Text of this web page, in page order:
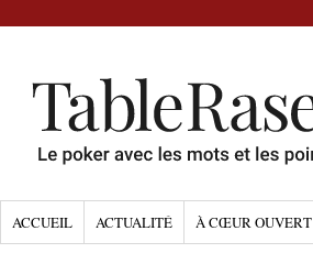
ACCUEIL ACTUALITÉ À CŒUR OUVERT